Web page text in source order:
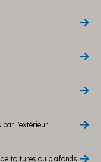
par l'extérieur
toitures ou plafonds